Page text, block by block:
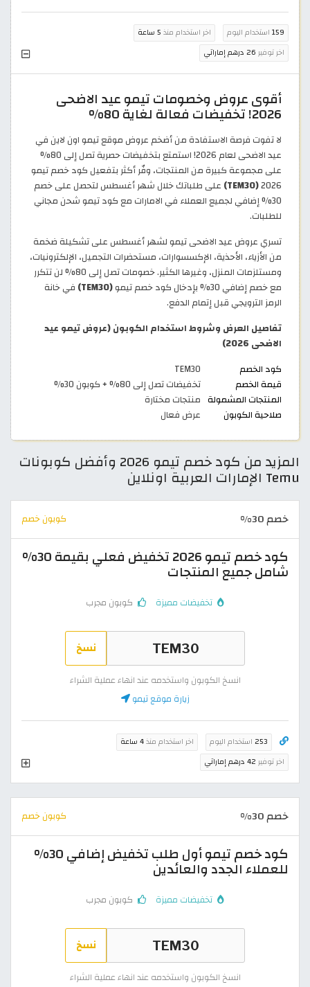
159 استخدام اليوم اخر استخدام منذ 5 ساعة
اخر توفير 26 درهم إماراتي
أقوى عروض وخصومات تيمو عيد الاضحى
2026! تخفيضات فعالة لغاية 80%
لا تفوت فرصة الاستفادة من أضخم عروض موقع تيمو اون لاين في
عيد الاضحى لعام 2026! استمتع بتخفيضات حصرية تصل إلى 80%
على مجموعة كبيرة من المنتجات، وفّر أكثر بتفعيل كود خصم تيمو
2026
(TEM30)
على طلباتك خلال شهر أغسطس لتحصل على خصم
30% إضافي لجميع العملاء في الامارات مع كود تيمو شحن مجاني
للطلبات.
تسري عروض عيد الاضحى تيمو لشهر أغسطس على تشكيلة ضخمة
من الأزياء، الأحذية، الإكسسوارات، مستحضرات التجميل، الإلكترونيات،
ومستلزمات المنزل، وغيرها الكثير. خصومات تصل إلى 80% لن تتكرر
مع خصم إضافي 30% بإدخال كود خصم تيمو
(TEM30)
في خانة
الرمز الترويجي قبل إتمام الدفع.
تفاصيل العرض وشروط استخدام الكوبون (عروض تيمو عيد
الاضحى 2026)
كود الخصم
TEM30
قيمة الخصم
تخفيضات تصل إلى 80% + كوبون 30%
المنتجات المشمولة منتجات مختارة
صلاحية الكوبون
عرض فعال
المزيد من كود خصم تيمو 2026 وأفضل كوبونات
Temu الإمارات العربية اونلاين
خصم 30% كوبون خصم
كود خصم تيمو 2026 تخفيض فعلي بقيمة 30%
شامل جميع المنتجات
تخفيضات مميزة كوبون مجرب
نسخ
انسخ الكوبون واستخدمه عند انهاء عملية الشراء
زيارة موقع تيمو
253 استخدام اليوم اخر استخدام منذ4 ساعة
اخر توفير 42 درهم إماراتي
خصم 30% كوبون خصم
كود خصم تيمو أول طلب تخفيض إضافي 30%
للعملاء الجدد والعائدين
تخفيضات مميزة كوبون مجرب
نسخ
انسخ الكوبون واستخدمه عند انهاء عملية الشراء